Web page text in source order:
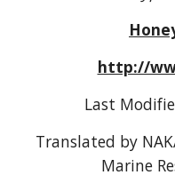
http://
Last
Translated by
Marine